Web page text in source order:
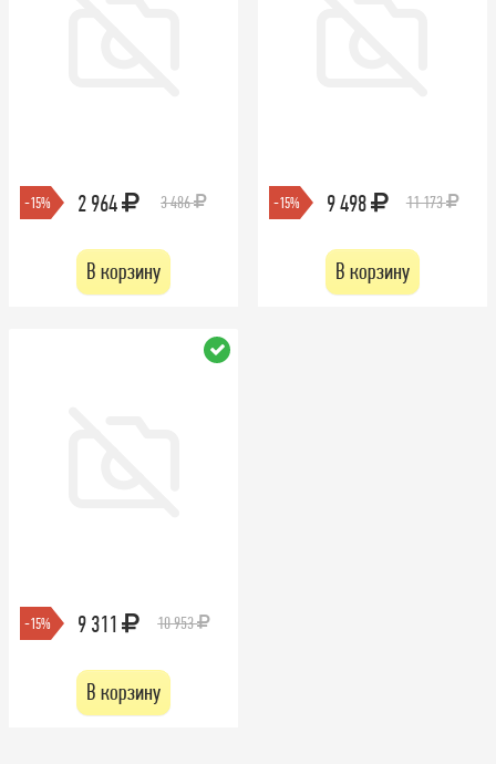
-15% 2 964 3 486
В корзину
-15% 9 498 11 173
В корзину
-15% 9 311 10 953
В корзину